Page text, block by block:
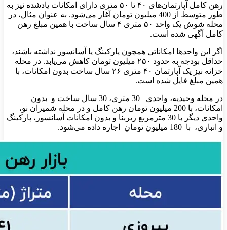
رهن کامل آپارتمان‌های ۴۰ تا ۵۰ متری دارای امکانات یادشده نیز به
طور متوسط از 400 میلیون تومان آغاز می‌شود. به عنوان مثال، در
محله شوش یک واحد ۵۰ متری ۴ سال ساخت با همین مبلغ رهن
کامل آگهی شده است.
اگر این واحدها امکاناتی همچون پارکینگ یا آسانسور نداشته باشند،
حداقل بودجه به حدود ۲۵۰ میلیون تومان کاهش می‌یابد. در محله
خزانه نیز یک آپارتمان ۴۰ متری ۲۶ سال ساخت بدون امکانات، با
همین مبلغ فایل شده است.
در محله وحیدیه، واحدی 30 متری، 30 سال ساخت و بدون
امکانات، با 200 میلیون تومان رهن کامل و در محله شمیران نو،
واحدی دیگر با 30 مترمربع زیربنا و بدون امکانات آسانسور، پارکینگ
و انباری، با 180 میلیون تومان اجاره داده می‌شود.